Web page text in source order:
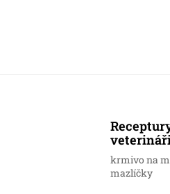
krmivo na
mazlíčky